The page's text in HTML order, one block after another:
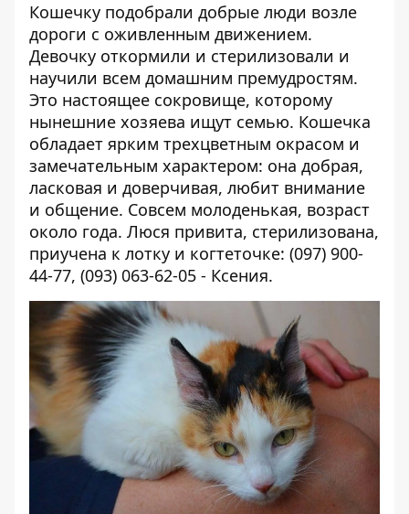
Кошечку подобрали добрые люди возле
дороги с оживленным движением.
Девочку откормили и стерилизовали и
научили всем домашним премудростям.
Это настоящее сокровище, которому
нынешние хозяева ищут семью. Кошечка
обладает ярким трехцветным окрасом и
замечательным характером: она добрая,
ласковая и доверчивая, любит внимание
и общение. Совсем молоденькая, возраст
около года. Люся привита, стерилизована,
приучена к лотку и когтеточке: (097) 900-
44-77, (093) 063-62-05 - Ксения.